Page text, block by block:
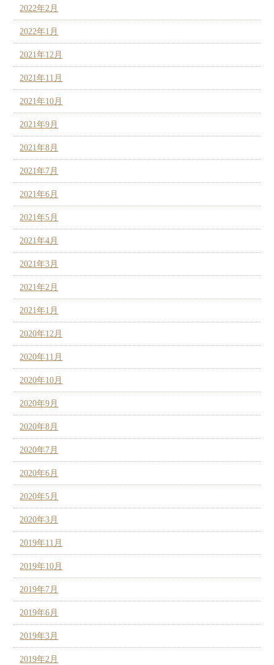
2022年2月
2022年1月
2021年12月
2021年11月
2021年10月
2021年9月
2021年8月
2021年7月
2021年6月
2021年5月
2021年4月
2021年3月
2021年2月
2021年1月
2020年12月
2020年11月
2020年10月
2020年9月
2020年8月
2020年7月
2020年6月
2020年5月
2020年3月
2019年11月
2019年10月
2019年7月
2019年6月
2019年3月
2019年2月